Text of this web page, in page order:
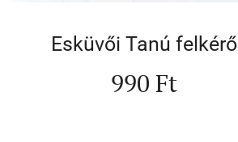
Esküvői Tanú felkérő
990 Ft